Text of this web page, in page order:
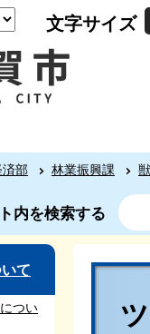
文字サイズ
済部 林業振興課
内を検索する
て
つい